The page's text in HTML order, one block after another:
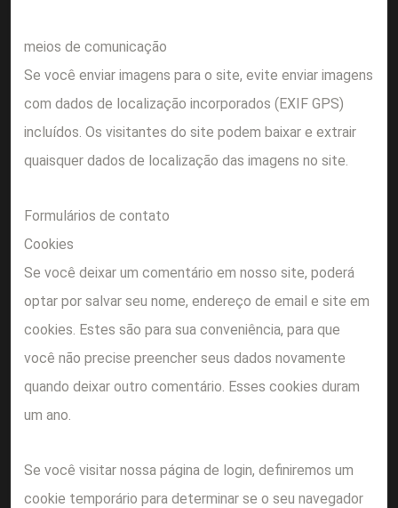
meios de comunicação
Se você enviar imagens para o site, evite enviar imagens
com dados de localização incorporados (EXIF GPS)
incluídos. Os visitantes do site podem baixar e extrair
quaisquer dados de localização das imagens no site.
Formulários de contato
Cookies
Se você deixar um comentário em nosso site, poderá
optar por salvar seu nome, endereço de email e site em
cookies. Estes são para sua conveniência, para que
você não precise preencher seus dados novamente
quando deixar outro comentário. Esses cookies duram
um ano.
Se você visitar nossa página de login, definiremos um
cookie temporário para determinar se o seu navegador